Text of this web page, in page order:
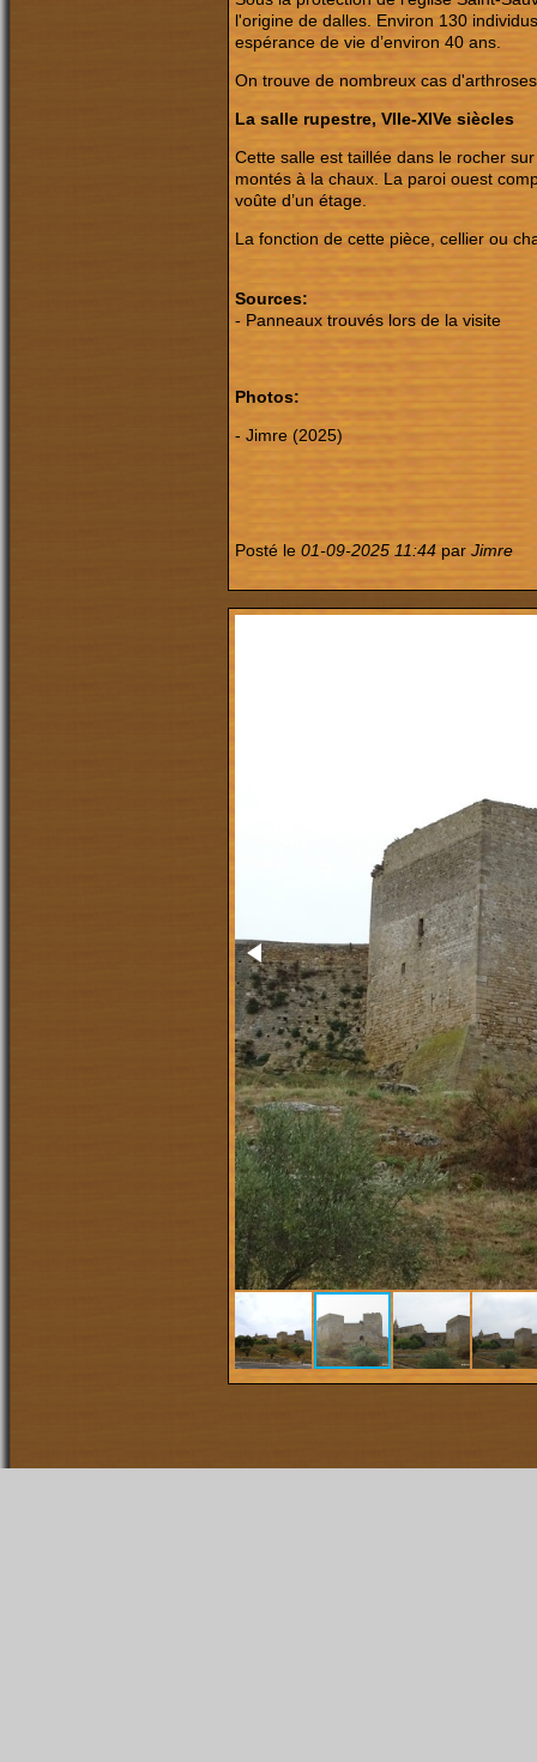
l'origine de dalles. Environ 130
espérance de vie d’environ 40 ans.
On trouve de nombreux cas
La salle rupestre, VIIe-XIVe siècles
Cette salle est taillée dans le rocher
montés à la chaux. La paroi ouest
voûte d’un étage.
La fonction de cette pièce, cellier ou
Sources:
- Panneaux trouvés lors de la visite
Photos:
- Jimre (2025)
Posté le 01-09-2025 11:44 par Jimre